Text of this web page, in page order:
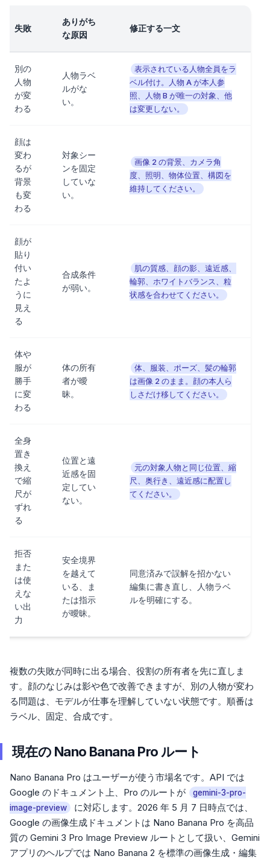
失敗
ありがち
な原因
修正する一文
別の
人物
が変
わる
人物ラベ
ルがな
い。
表示されている人物全員をラ
ベル付け。人物 A が本人参
照、人物 B が唯一の対象、他
は変更しない。
顔は
変わ
るが
背景
も変
わる
対象シー
ンを固定
していな
い。
画像 2 の背景、カメラ角
度、照明、物体位置、構図を
維持してください。
顔が
貼り
付い
たよ
うに
見え
る
合成条件
が弱い。
肌の質感、顔の影、遠近感、
輪郭、ホワイトバランス、粒
状感を合わせてください。
体や
服が
勝手
に変
わる
体の所有
者が曖
昧。
体、服装、ポーズ、髪の輪郭
は画像 2 のまま。顔の本人ら
しさだけ移してください。
全身
置き
換え
で縮
尺が
ずれ
る
位置と遠
近感を固
定してい
ない。
元の対象人物と同じ位置、縮
尺、奥行き、遠近感に配置し
てください。
拒否
また
は使
えな
い出
力
安全境界
を越えて
いる、ま
たは指示
が曖昧。
同意済みで誤解を招かない
編集に書き直し、人物ラベ
ルを明確にする。
複数の失敗が同時に出る場合、役割の所有者を先に直しま
す。顔のなじみは影や色で改善できますが、別の人物が変わ
る問題は、モデルが仕事を理解していない状態です。順番は
ラベル、固定、合成です。
現在の Nano Banana Pro ルート
Nano Banana Pro はユーザーが使う市場名です。API では
Google のドキュメント上、Pro のルートが
gemini-3-pro-
image-preview
に対応します。2026 年 5 月 7 日時点では、
Google の画像生成ドキュメントは Nano Banana Pro を高品
質の Gemini 3 Pro Image Preview ルートとして扱い、Gemini
アプリのヘルプでは Nano Banana 2 を標準の画像生成・編集